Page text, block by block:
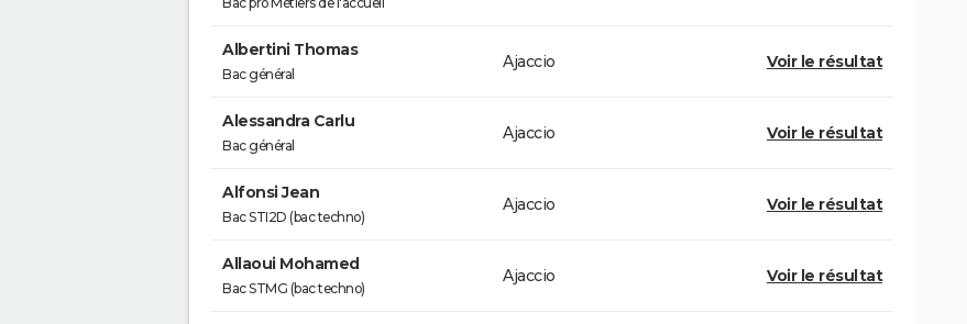
Albertini Thomas
Bac général
Ajaccio Voir le résultat
Alessandra Carlu
Bac général
Ajaccio Voir le résultat
Alfonsi Jean
Bac STI2D (bac techno)
Ajaccio Voir le résultat
Allaoui Mohamed
Bac STMG (bac techno)
Ajaccio Voir le résultat